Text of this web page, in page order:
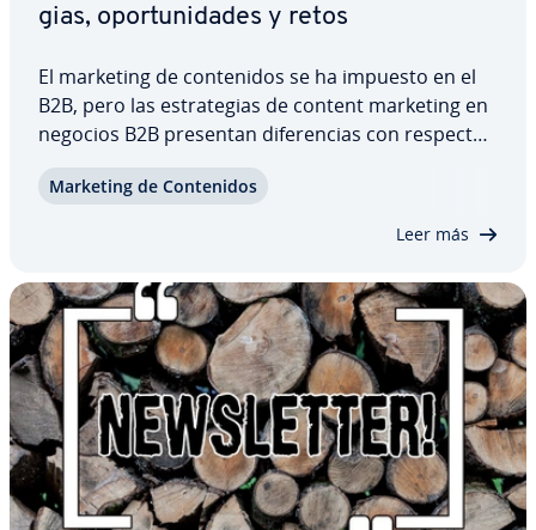
gias, opo­r­tu­ni­da­des y retos
El marketing de co­n­te­ni­dos se ha impuesto en el
B2B, pero las es­tra­te­gias de content marketing en
negocios B2B presentan di­fe­re­n­cias con respecto
bastante exigente, ya que lo más probable es que
Marketing de Co­n­te­ni­dos
Leer más